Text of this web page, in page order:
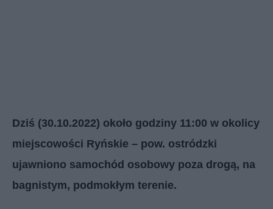
Dziś (30.10.2022) około godziny 11:00 w okolicy
miejscowości Ryńskie – pow. ostródzki
ujawniono samochód osobowy poza drogą, na
bagnistym, podmokłym terenie.